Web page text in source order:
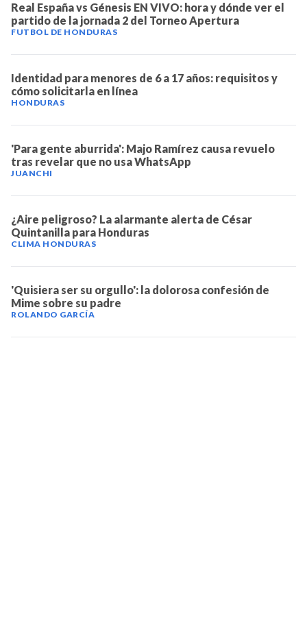
Real España vs Génesis EN VIVO: hora y dónde ver el
partido de la jornada 2 del Torneo Apertura
FUTBOL DE HONDURAS
Identidad para menores de 6 a 17 años: requisitos y
cómo solicitarla en línea
HONDURAS
'Para gente aburrida': Majo Ramírez causa revuelo
tras revelar que no usa WhatsApp
JUANCHI
¿Aire peligroso? La alarmante alerta de César
Quintanilla para Honduras
CLIMA HONDURAS
'Quisiera ser su orgullo': la dolorosa confesión de
Mime sobre su padre
ROLANDO GARCÍA